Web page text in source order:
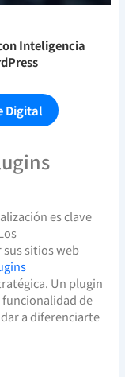
Inteligencia
Digital
es clave
sitios web
Un plugin
de
a diferenciarte